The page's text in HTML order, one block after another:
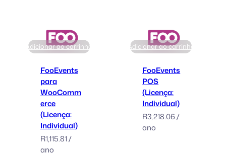
Adicionar ao carrinho
FooEvents
para
WooComm
erce
(Licença:
Individual)
R1,115.81/
ano
Adicionar ao carrinho
FooEvents
POS
(Licença:
Individual)
R3,218.06/
ano